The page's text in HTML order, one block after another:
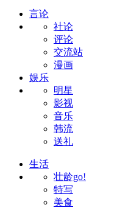
言论
社论
评论
交流站
漫画
娱乐
明星
影视
音乐
韩流
送礼
生活
壮龄go!
特写
美食